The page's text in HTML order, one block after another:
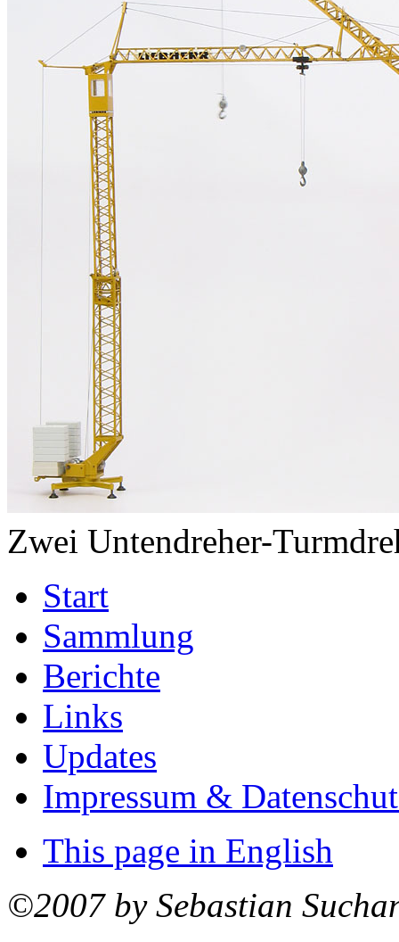
Zwei Untendreher-
Start
Sammlung
Berichte
Links
Updates
Impressum &
This page in English
©2007 by Sebastian